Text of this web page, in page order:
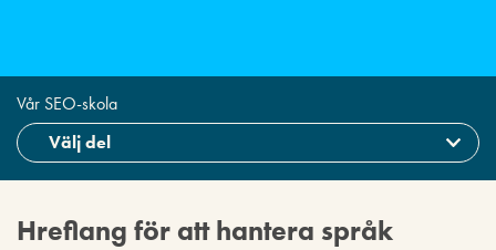
Vår SEO-skola
Hreflang för att hantera språk